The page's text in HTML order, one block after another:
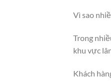
Vì sao
Trong
khu vực
Khách